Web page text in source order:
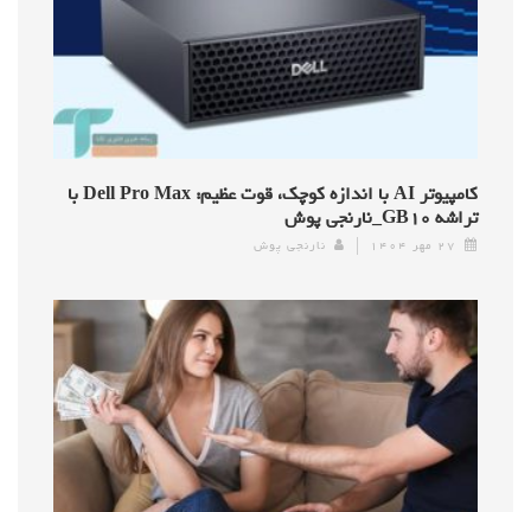
کامپیوتر AI با اندازه کوچک، قوت عظیم: Dell Pro Max با
تراشه GB۱۰_نارنجی پوش
۲۷ مهر ۱۴۰۴ نارنجی پوش